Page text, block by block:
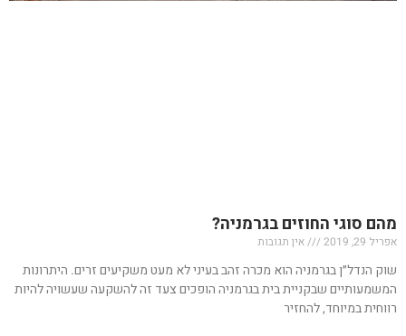
מהם סוגי החוזים בגרמניה?
אפריל 29, 2019 אין תגובות
שוק הנדל״ן בגרמניה הוא מכרה זהב בעיני לא מעט משקיעים זרים. היתרונות
המשמעותיים שבקניית בית בגרמניה הופכים צעד זה להשקעה שעשויה להיות
רווחית במיוחד, להחזיר